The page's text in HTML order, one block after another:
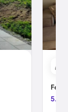
ab
5.0